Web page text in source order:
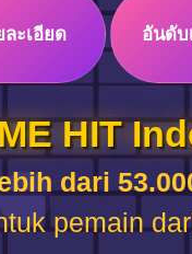
ละเอียด อันดับ
HIT
dari
pemain